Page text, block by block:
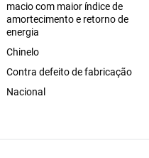
macio com maior índice de
amortecimento e retorno de
energia
Chinelo
Contra defeito de fabricação
Nacional